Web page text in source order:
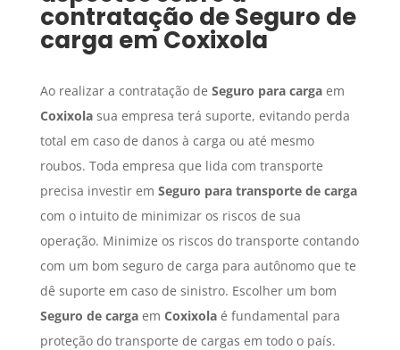
contratação deSeguro de
carga emCoxixola
Ao realizar a contratação de Seguro para cargaem
Coxixolasua empresa terá suporte, evitando perda
total em caso de danos à carga ou até mesmo
roubos. Toda empresa que lida com transporte
precisa investir em Seguro para transporte de carga
com o intuito de minimizar os riscos de sua
operação. Minimize os riscos do transporte contando
com um bom seguro de carga para autônomo que te
dê suporte em caso de sinistro. Escolher um bom
Seguro de cargaem Coxixolaé fundamental para
proteção do transporte de cargas em todo o país.